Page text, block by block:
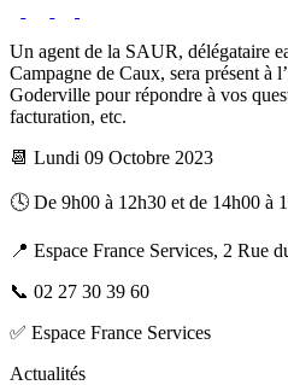
Un agent de la SAUR, délégataire
Campagne de Caux, sera présent à
Goderville pour répondre à vos
facturation, etc.
📆 Lundi 09 Octobre 2023
🕓 De 9h00 à 12h30 et de 14h00 à
📍 Espace France Services, 2 Rue
📞 02 27 30 39 60
✅ Espace France Services
Actualités